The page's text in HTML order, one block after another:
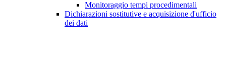
Monitoraggio tempi procedimentali
Dichiarazioni sostitutive e acquisizione d'ufficio
dei dati